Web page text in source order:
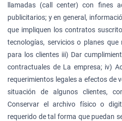
llamadas (call center) con fines
publicitarios; y en general,
que impliquen los contratos
tecnologías, servicios o planes que
para los clientes iii) Dar
contractuales de La empresa; iv)
requerimientos legales a efectos de
situación de algunos clientes,
Conservar el archivo físico o
requerido de tal forma que puedan